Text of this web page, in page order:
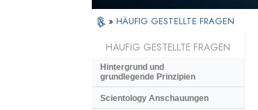
» HÄUFIG GESTELLTE FRAGEN
HÄUFIG GESTELLTE FRAGEN
Hintergrund und
grundlegende Prinzipien
Scientology Anschauungen